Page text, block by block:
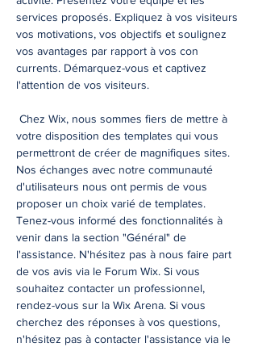
services proposés. Expliquez à vos visiteurs
vos motivations, vos objectifs et soulignez
vos avantages par rapport à vos con
currents. Démarquez-vous et captivez
l'attention de vos visiteurs.
Chez Wix, nous sommes fiers de mettre à
votre disposition des templates qui vous
permettront de créer de magnifiques sites.
Nos échanges avec notre communauté
d'utilisateurs nous ont permis de vous
proposer un choix varié de templates.
Tenez-vous informé des fonctionnalités à
venir dans la section "Général" de
l'assistance. N'hésitez pas à nous faire part
de vos avis via le Forum Wix. Si vous
souhaitez contacter un professionnel,
rendez-vous sur la Wix Arena. Si vous
cherchez des réponses à vos questions,
n'hésitez pas à contacter l'assistance via le